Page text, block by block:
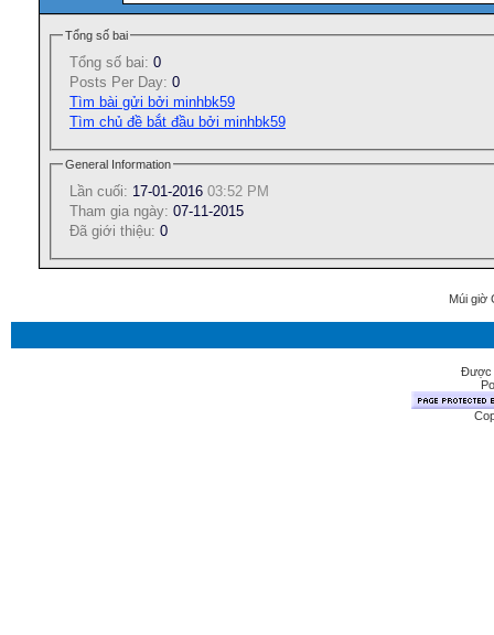
Tổng số bai
Tổng số bai: 0
Posts Per Day: 0
Tìm bài gửi bởi minhbk59
Tìm chủ đề bắt đầu bởi minhbk59
General Information
Lần cuối: 17-01-2016 03:52 PM
Tham gia ngày: 07-11-2015
Ðã giới thiệu: 0
Múi giờ
Được